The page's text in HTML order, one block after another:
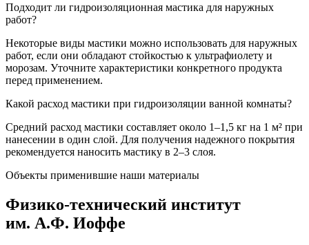
Подходит ли гидроизоляционная мастика для наружных
работ?
Некоторые виды мастики можно использовать для наружных
работ, если они обладают стойкостью к ультрафиолету и
морозам. Уточните характеристики конкретного продукта
перед применением.
Какой расход мастики при гидроизоляции ванной комнаты?
Средний расход мастики составляет около 1–1,5 кг на 1 м² при
нанесении в один слой. Для получения надежного покрытия
рекомендуется наносить мастику в 2–3 слоя.
Объекты применившие наши материалы
Физико-технический институт
им. А.Ф. Иоффе